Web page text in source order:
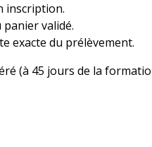
inscription.
validé.
exacte du prélèvement.
(à 45 jours de la